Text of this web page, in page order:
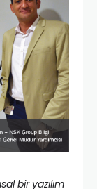
bir yazılım